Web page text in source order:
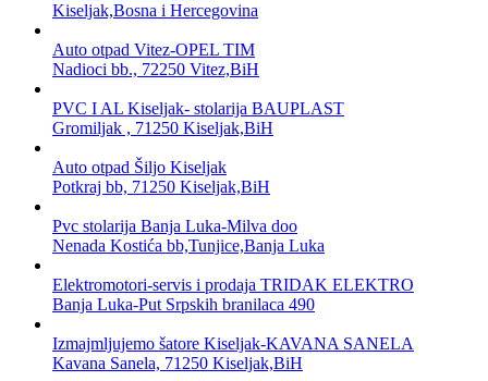
Kiseljak,Bosna i Hercegovina
Auto otpad Vitez-OPEL TIM
Nadioci bb., 72250 Vitez,BiH
PVC I AL Kiseljak- stolarija BAUPLAST
Gromiljak , 71250 Kiseljak,BiH
Auto otpad Šiljo Kiseljak
Potkraj bb, 71250 Kiseljak,BiH
Pvc stolarija Banja Luka-Milva doo
Nenada Kostića bb,Tunjice,Banja Luka
Elektromotori-servis i prodaja TRIDAK ELEKTRO
Banja Luka-Put Srpskih branilaca 490
Izmajmljujemo šatore Kiseljak-KAVANA SANELA
Kavana Sanela, 71250 Kiseljak,BiH